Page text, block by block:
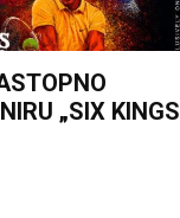
„SIX KINGS